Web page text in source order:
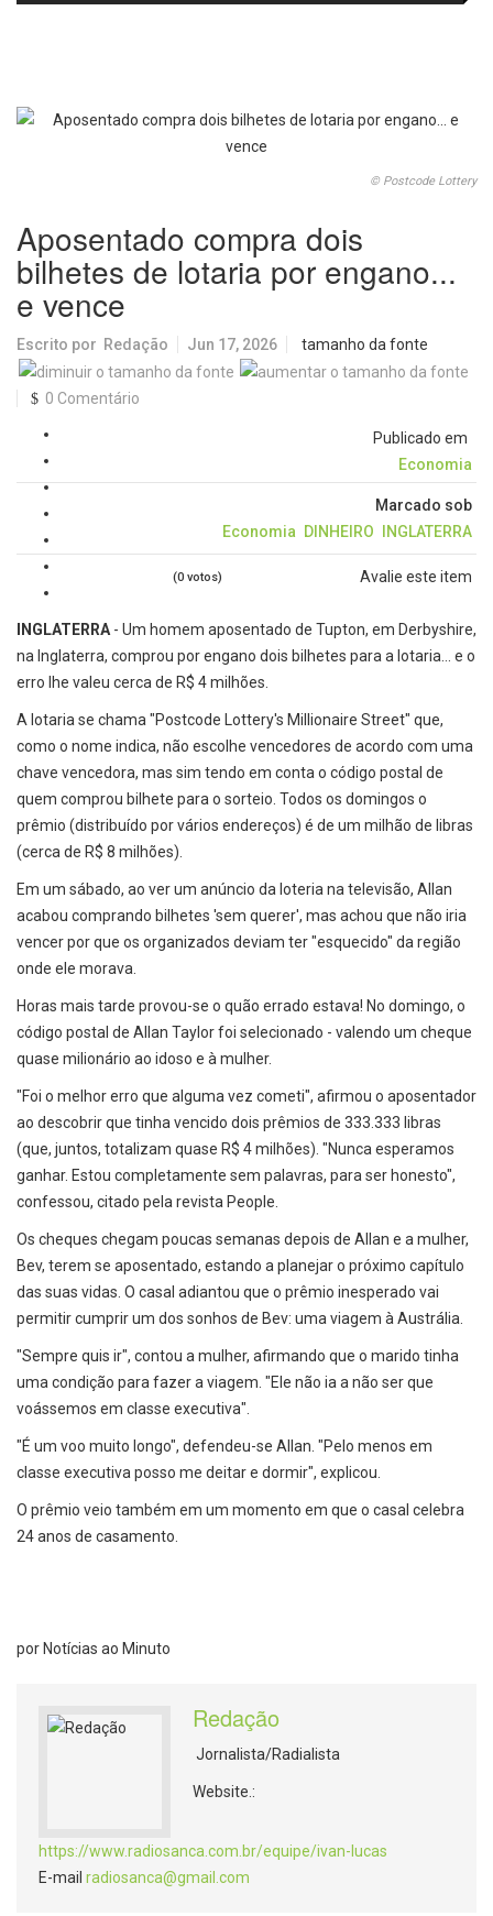
© Postcode Lottery
Aposentado compra dois
bilhetes de lotaria por engano...
e vence
Escrito por Redação Jun 17, 2026 tamanho da fonte
0 Comentário
Publicado em
Economia
Marcado sob
Economia DINHEIRO INGLATERRA
Avalie este item
(0 votos)
INGLATERRA- Um homem aposentado de Tupton, em Derbyshire,
na Inglaterra, comprou por engano dois bilhetes para a lotaria… e o
erro lhe valeu cerca de R$ 4 milhões.
A lotaria se chama "Postcode Lottery's Millionaire Street" que,
como o nome indica, não escolhe vencedores de acordo com uma
chave vencedora, mas sim tendo em conta o código postal de
quem comprou bilhete para o sorteio. Todos os domingos o
prêmio (distribuído por vários endereços) é de um milhão de libras
(cerca de R$ 8 milhões).
Em um sábado, ao ver um anúncio da loteria na televisão, Allan
acabou comprando bilhetes 'sem querer', mas achou que não iria
vencer por que os organizados deviam ter "esquecido" da região
onde ele morava.
Horas mais tarde provou-se o quão errado estava! No domingo, o
código postal de Allan Taylor foi selecionado - valendo um cheque
quase milionário ao idoso e à mulher.
"Foi o melhor erro que alguma vez cometi", afirmou o aposentador
ao descobrir que tinha vencido dois prêmios de 333.333 libras
(que, juntos, totalizam quase R$ 4 milhões). "Nunca esperamos
ganhar. Estou completamente sem palavras, para ser honesto",
confessou, citado pela revista People.
Os cheques chegam poucas semanas depois de Allan e a mulher,
Bev, terem se aposentado, estando a planejar o próximo capítulo
das suas vidas. O casal adiantou que o prêmio inesperado vai
permitir cumprir um dos sonhos de Bev: uma viagem à Austrália.
"Sempre quis ir", contou a mulher, afirmando que o marido tinha
uma condição para fazer a viagem. "Ele não ia a não ser que
voássemos em classe executiva".
"É um voo muito longo", defendeu-se Allan. "Pelo menos em
classe executiva posso me deitar e dormir", explicou.
O prêmio veio também em um momento em que o casal celebra
24 anos de casamento.
por Notícias ao Minuto
Redação
Jornalista/Radialista
Website.:
https://www.radiosanca.com.br/equipe/ivan-lucas
E-mail radiosanca@gmail.com